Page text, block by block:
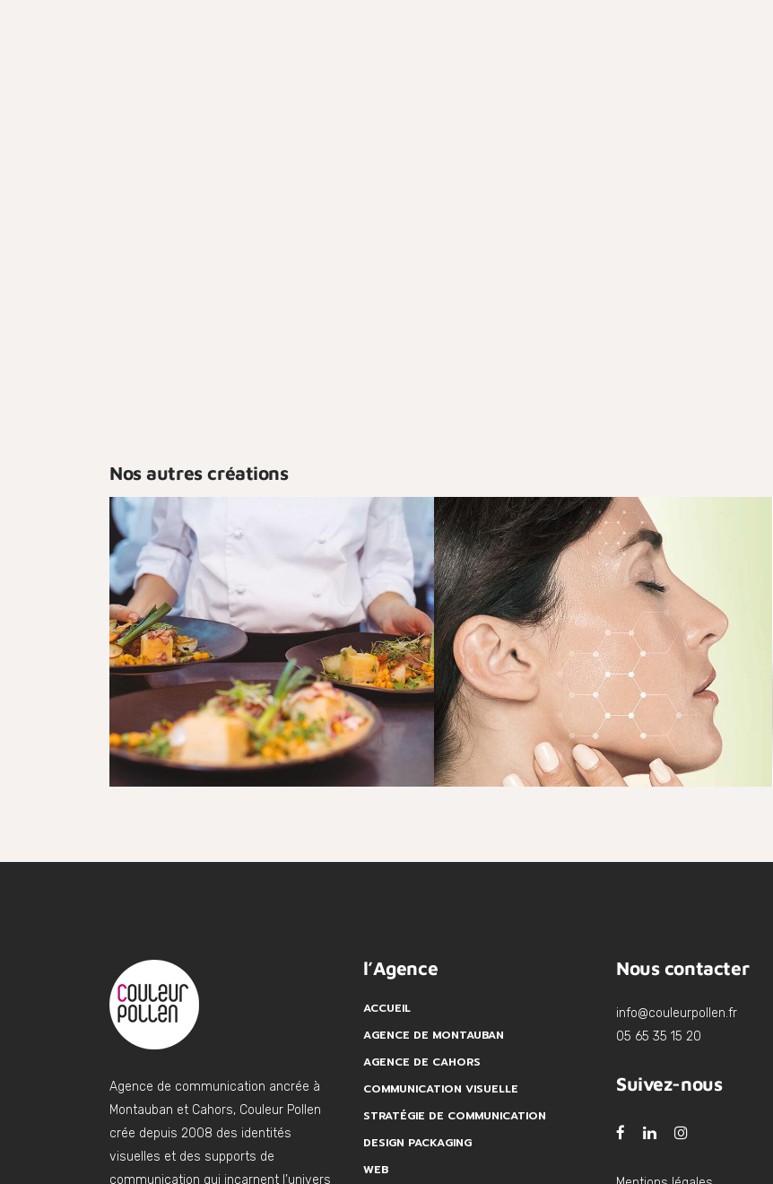
Nos autres créations
Association des Restaurateurs
du Tarn-et-Garonne
Actichem
Agence de communication ancrée à
Montauban et Cahors, Couleur Pollen
crée depuis 2008 des identités
visuelles et des supports de
communication qui incarnent l’univers
l’Agence
ACCUEIL
AGENCE DE MONTAUBAN
AGENCE DE CAHORS
COMMUNICATION VISUELLE
STRATÉGIE DE COMMUNICATION
DESIGN PACKAGING
WEB
Nous contacter
info@couleurpollen.fr
05 65 35 15 20
Suivez-nous